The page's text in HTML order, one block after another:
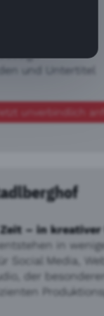
und Untertitel
Jetzt unverbindlich
– in kreativer
in
Social Media,
der